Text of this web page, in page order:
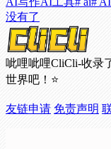
没有了
呲哩呲哩CliCli-收录
世界吧！⭐
友链申请 免责声明